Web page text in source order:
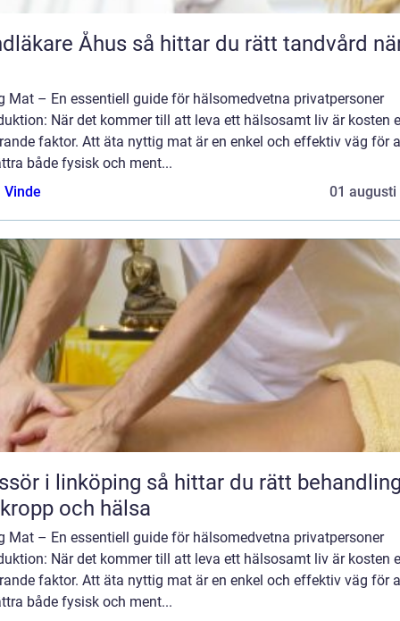
Åhus så hittar du rätt tandvård nära
Mat – En essentiell guide för hälsomedvetna privatpersoner
När det kommer till att leva ett hälsosamt liv är kosten
faktor. Att äta nyttig mat är en enkel och effektiv väg för
både fysisk och ment...
Vinde
01 augusti
så hittar du rätt behandling
och hälsa
Mat – En essentiell guide för hälsomedvetna privatpersoner
När det kommer till att leva ett hälsosamt liv är kosten
faktor. Att äta nyttig mat är en enkel och effektiv väg för
både fysisk och ment...